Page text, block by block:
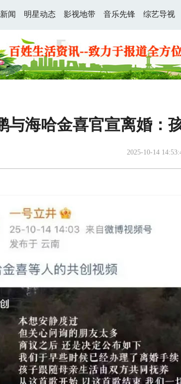
闻 明星动态 影视地带 音乐先锋 综艺导视
与海哈金喜官宣离婚：
2025-10-14